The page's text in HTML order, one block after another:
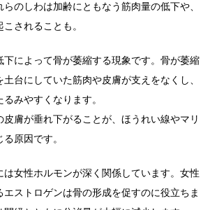
のしわは加齢にともなう筋肉量の低下や、
されることも。
下によって骨が萎縮する現象です。骨が萎縮
台にしていた筋肉や皮膚が支えをなくし、
みやすくなります。
皮膚が垂れ下がることが、ほうれい線やマリ
原因です。
は女性ホルモンが深く関係しています。女性
ストロゲンは骨の形成を促すのに役立ちま